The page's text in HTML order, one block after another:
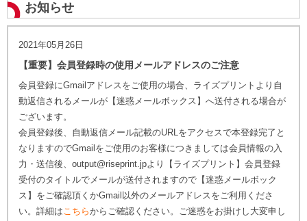
お知らせ
2021年05月26日
【重要】会員登録時の使用メールアドレスのご注意
会員登録にGmailアドレスをご使用の場合、ライズプリントより自
動返信されるメールが【迷惑メールボックス】へ送付される場合が
ございます。
会員登録後、自動返信メール記載のURLをアクセスで本登録完了と
なりますのでGmailをご使用のお客様につきましては会員情報の入
力・送信後、output@riseprint.jpより【ライズプリント】会員登録
受付のタイトルでメールが送付されますので【迷惑メールボック
ス】をご確認頂くかGmail以外のメールアドレスをご利用くださ
い。詳細はこちらからご確認ください。ご迷惑をお掛けし大変申し